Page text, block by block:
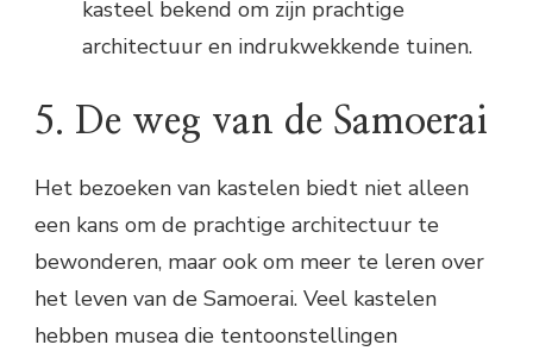
kasteel bekend om zijn prachtige
architectuur en indrukwekkende tuinen.
5. De weg van de Samoerai
Het bezoeken van kastelen biedt niet alleen
een kans om de prachtige architectuur te
bewonderen, maar ook om meer te leren over
het leven van de Samoerai. Veel kastelen
hebben musea die tentoonstellingen